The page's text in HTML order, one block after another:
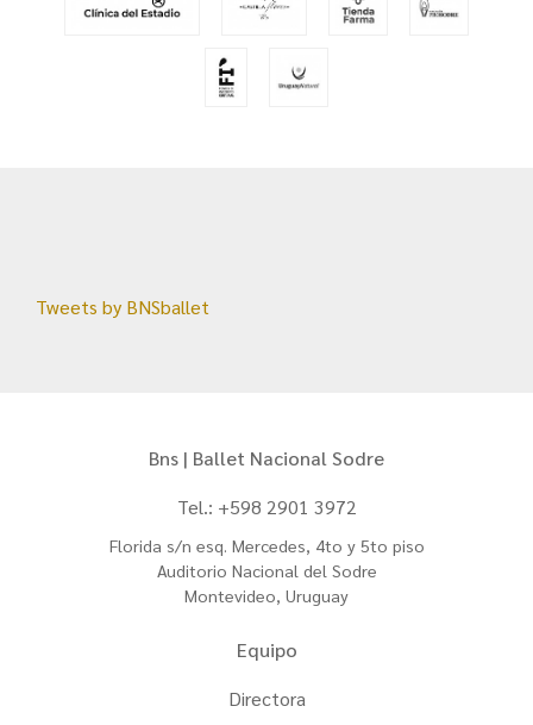
Tweets by BNSballet
Bns | Ballet Nacional Sodre
Tel.: +598 2901 3972
Florida s/n esq. Mercedes, 4to y 5to piso
Auditorio Nacional del Sodre
Montevideo, Uruguay
Equipo
Directora